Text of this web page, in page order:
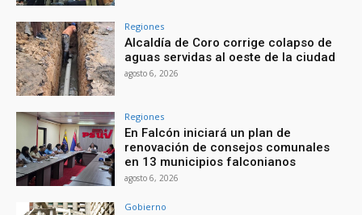
Regiones
Alcaldía de Coro corrige colapso de
aguas servidas al oeste de la ciudad
agosto 6, 2026
Regiones
En Falcón iniciará un plan de
renovación de consejos comunales
en 13 municipios falconianos
agosto 6, 2026
Gobierno